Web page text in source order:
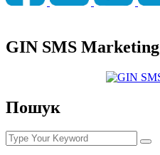
GIN SMS Marketing
Пошук